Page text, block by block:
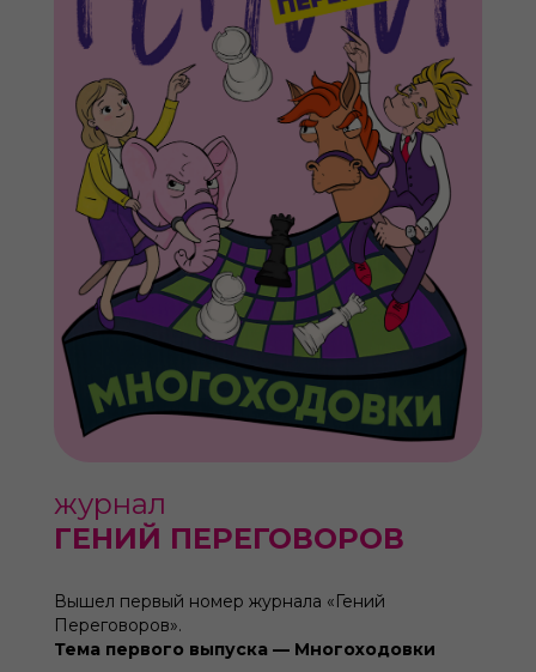
журнал
ГЕНИЙ ПЕРЕГОВОРОВ
Вышел первый номер журнала «Гений
Переговоров».
Тема первого выпуска — Многоходовки